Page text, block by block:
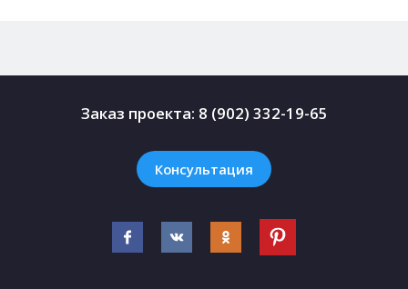
Заказ проекта: 8 (902) 332-19-65
Консультация